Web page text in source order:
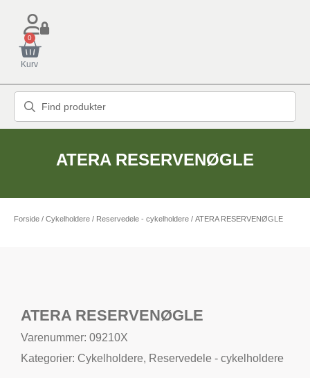
0
Kurv
ATERA RESERVENØGLE
Forside / Cykelholdere / Reservedele - cykelholdere / ATERA RESERVENØGLE
ATERA RESERVENØGLE
Varenummer: 09210X
Kategorier: Cykelholdere, Reservedele - cykelholdere